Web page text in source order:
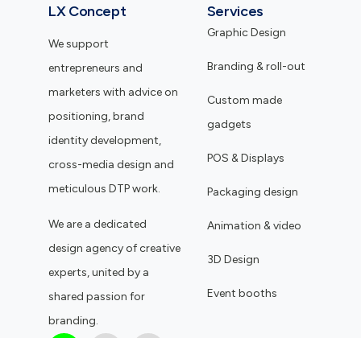
LX Concept
We support
entrepreneurs and
marketers with advice on
positioning, brand
identity development,
cross-media design and
meticulous DTP work.
We are a dedicated
design agency of creative
experts, united by a
shared passion for
branding.
Services
Graphic Design
Branding & roll-out
Custom made
gadgets
POS & Displays
Packaging design
Animation & video
3D Design
Event booths